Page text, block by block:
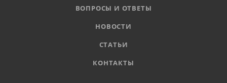
ВОПРОСЫ И ОТВЕТЫ
НОВОСТИ
СТАТЬИ
КОНТАКТЫ